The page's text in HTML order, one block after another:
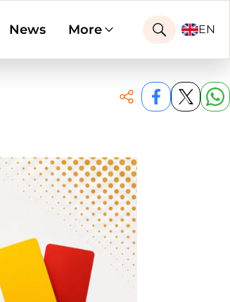
News More EN